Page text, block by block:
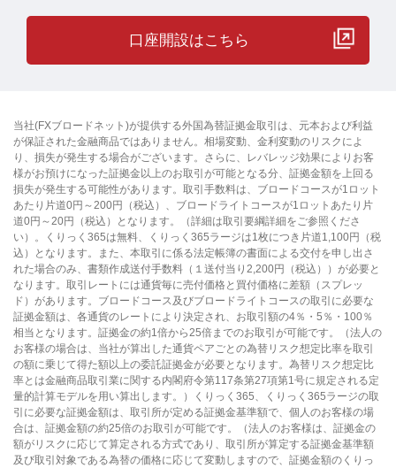
口座開設はこちら
当社(FXブロードネット)が提供する外国為替証拠金取引は、元本および利益
が保証された金融商品ではありません。相場変動、金利変動のリスクによ
り、損失が発生する場合がございます。さらに、レバレッジ効果によりお客
様がお預けになった証拠金以上のお取引が可能となる分、証拠金額を上回る
損失が発生する可能性があります。取引手数料は、ブロードコースが1ロット
あたり片道0円～200円（税込）、ブロードライトコースが1ロットあたり片
道0円～20円（税込）となります。（詳細は取引要綱詳細をご参照くださ
い）。くりっく365は無料、くりっく365ラージは1枚につき片道1,100円（税
込）となります。また、本取引に係る法定帳簿の書面による交付を申し出さ
れた場合のみ、書類作成送付手数料（１送付当り2,200円（税込））が必要と
なります。取引レートには通貨毎に売付価格と買付価格に差額（スプレッ
ド）があります。ブロードコース及びブロードライトコースの取引に必要な
証拠金額は、各通貨のレートにより決定され、お取引額の4％・5％・100％
相当となります。証拠金の約1倍から25倍までのお取引が可能です。（法人の
お客様の場合は、当社が算出した通貨ペアごとの為替リスク想定比率を取引
の額に乗じて得た額以上の委託証拠金が必要となります。為替リスク想定比
率とは金融商品取引業に関する内閣府令第117条第27項第1号に規定される定
量的計算モデルを用い算出します。）くりっく365、くりっく365ラージの取
引に必要な証拠金額は、取引所が定める証拠金基準額で、個人のお客様の場
合は、証拠金額の約25倍のお取引が可能です。（法人のお客様は、証拠金の
額がリスクに応じて算定される方式であり、取引所が算定する証拠金基準額
及び取引対象である為替の価格に応じて変動しますので、証拠金額のくりっ